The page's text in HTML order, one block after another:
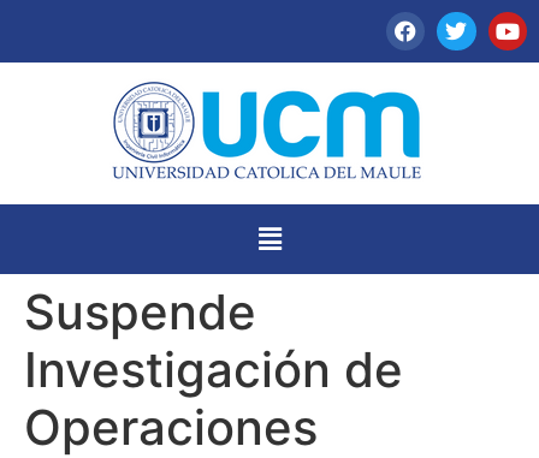
Suspende
Investigación de
Operaciones